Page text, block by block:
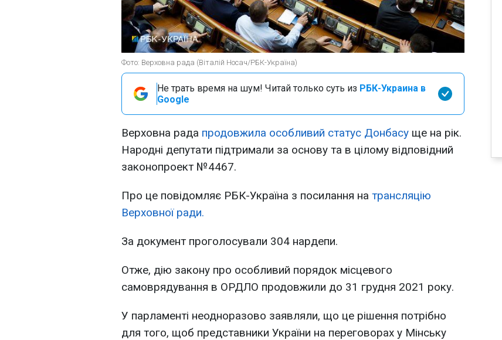
Фото: Верховна рада (Віталій Носач/РБК-Україна)
Не трать время на шум! Читай только суть из РБК-Украина в
Google
Верховна рада продовжила особливий статус Донбасу ще на рік.
Народні депутати підтримали за основу та в цілому відповідний
законопроект №4467.
Про це повідомляє РБК-Україна з посилання на трансляцію
Верховної ради.
За документ проголосували 304 нардепи.
Отже, дію закону про особливий порядок місцевого
самоврядування в ОРДЛО продовжили до 31 грудня 2021 року.
У парламенті неодноразово заявляли, що це рішення потрібно
для того, щоб представники України на переговорах у Мінську